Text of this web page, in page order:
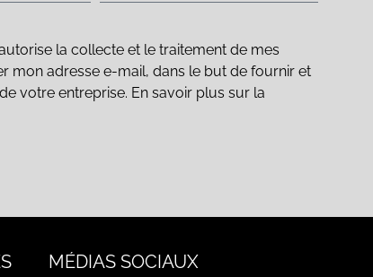
la collecte et le traitement de mes
mon adresse e-mail, dans le but de fournir et
votre entreprise. En savoir plus sur la
MÉDIAS SOCIAUX